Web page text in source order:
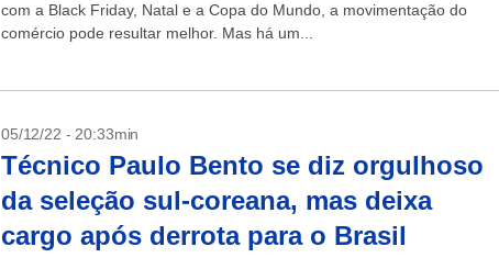
com a Black Friday, Natal e a Copa do Mundo, a movimentação do
comércio pode resultar melhor. Mas há um...
05/12/22 - 20:33min
Técnico Paulo Bento se diz orgulhoso
da seleção sul-coreana, mas deixa
cargo após derrota para o Brasil